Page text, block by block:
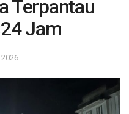
Terpantau
Jam
2026